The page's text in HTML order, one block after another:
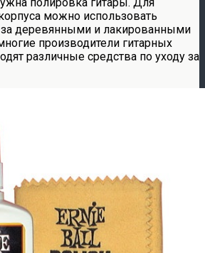
можно использовать
за деревянными и лакированными
производители гитарных
различные средства по уходу за